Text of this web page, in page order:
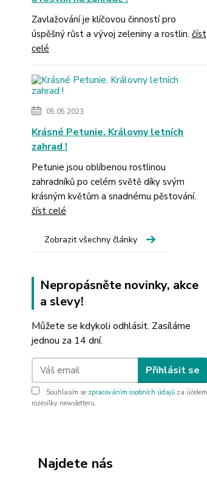
Zavlažování je klíčovou činností pro
úspěšný růst a vývoj zeleniny a rostlin. číst
celé
05.05.2023
Krásné Petunie. Královny letních
zahrad !
Petunie jsou oblíbenou rostlinou
zahradníků po celém světě díky svým
krásným květům a snadnému pěstování.
číst celé
Zobrazit všechny články
Nepropásněte novinky, akce
a slevy!
Můžete se kdykoli odhlásit. Zasíláme
jednou za 14 dní.
Přihlásit se
Souhlasím se zpracováním osobních údajů za účelem
rozesílky newsletteru.
Najdete nás